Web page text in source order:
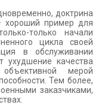
доктрина
хороший пример для
только начали
цикла своей
в обслуживании
ухудшение качества
мерой
Тем более,
заказчиками,